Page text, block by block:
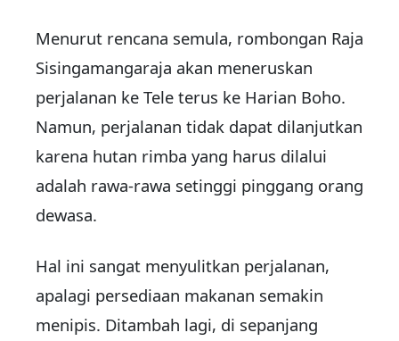
Menurut rencana semula, rombongan Raja
Sisingamangaraja akan meneruskan
perjalanan ke Tele terus ke Harian Boho.
Namun, perjalanan tidak dapat dilanjutkan
karena hutan rimba yang harus dilalui
adalah rawa-rawa setinggi pinggang orang
dewasa.
Hal ini sangat menyulitkan perjalanan,
apalagi persediaan makanan semakin
menipis. Ditambah lagi, di sepanjang